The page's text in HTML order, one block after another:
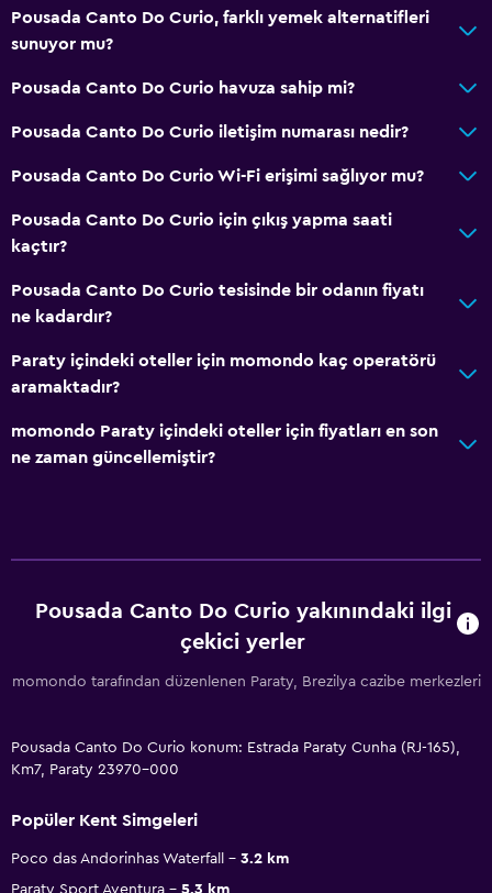
Pousada Canto Do Curio, farklı yemek alternatifleri
sunuyor mu?
Pousada Canto Do Curio havuza sahip mi?
Pousada Canto Do Curio iletişim numarası nedir?
Pousada Canto Do Curio Wi-Fi erişimi sağlıyor mu?
Pousada Canto Do Curio için çıkış yapma saati
kaçtır?
Pousada Canto Do Curio tesisinde bir odanın fiyatı
ne kadardır?
Paraty içindeki oteller için momondo kaç operatörü
aramaktadır?
momondo Paraty içindeki oteller için fiyatları en son
ne zaman güncellemiştir?
Pousada Canto Do Curio yakınındaki ilgi
çekici yerler
momondo tarafından düzenlenen Paraty, Brezilya cazibe merkezleri
Pousada Canto Do Curio konum: Estrada Paraty Cunha (RJ-165),
Km7, Paraty 23970-000
Popüler Kent Simgeleri
Poco das Andorinhas Waterfall
3.2 km
Paraty Sport Aventura
5.3 km